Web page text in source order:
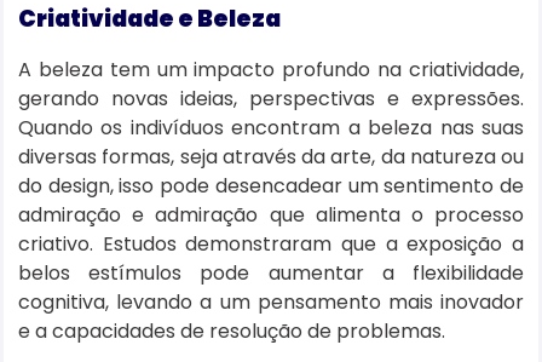
Criatividade e Beleza
A beleza tem um impacto profundo na criatividade,
gerando novas ideias, perspectivas e expressões.
Quando os indivíduos encontram a beleza nas suas
diversas formas, seja através da arte, da natureza ou
do design, isso pode desencadear um sentimento de
admiração e admiração que alimenta o processo
criativo. Estudos demonstraram que a exposição a
belos estímulos pode aumentar a flexibilidade
cognitiva, levando a um pensamento mais inovador
e a capacidades de resolução de problemas.